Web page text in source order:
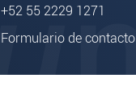
+52 55 2229 1271
Formulario de contacto